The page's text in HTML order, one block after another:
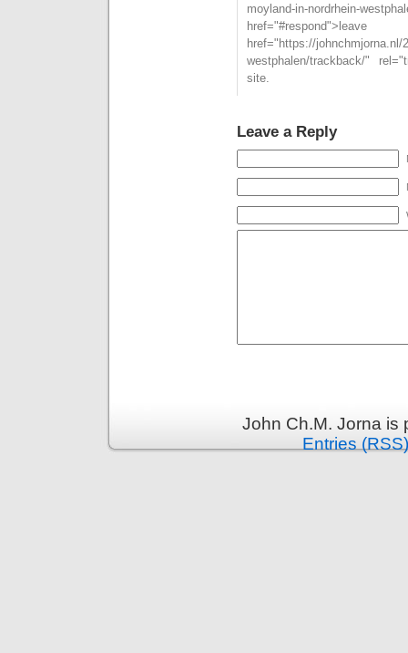
moyland-in-nordrhein-
href="https://johnchmjorna.nl/
westphalen/trackback/"
site.
Leave a Reply
John Ch.M. Jorna
Entries (RSS)